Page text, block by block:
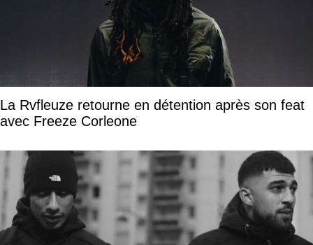
La Rvfleuze retourne en détention après son feat
avec Freeze Corleone